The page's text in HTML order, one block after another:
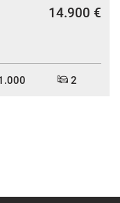
14.900 €
2
utente